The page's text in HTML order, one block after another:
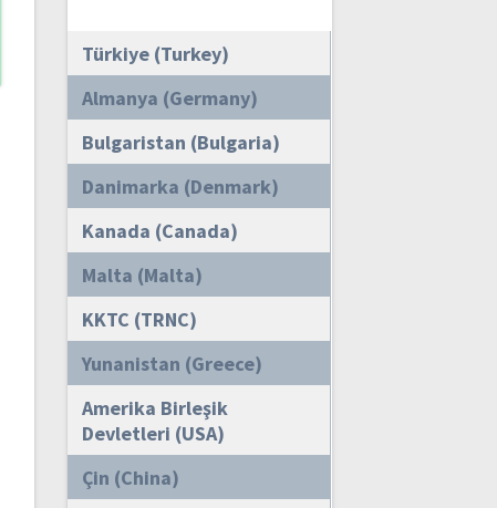
Türkiye (Turkey)
Almanya (Germany)
Bulgaristan (Bulgaria)
Danimarka (Denmark)
Kanada (Canada)
Malta (Malta)
KKTC (TRNC)
Yunanistan (Greece)
Amerika Birleşik
Devletleri (USA)
Çin (China)